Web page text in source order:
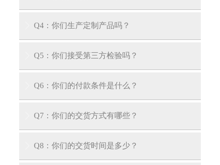
答：我们的工厂拥有专业认证，每件产品均按国
Q4：你们生产定制产品吗？
答：是的，我们拥有多年产品定制经验，可根据
Q5：你们接受第三方检验吗？
答：我们接受第三方检验：SGS、V-trust、TUV、
Q6：你们的付款条件是什么？
答：我们接受30%电汇预付款和70%交货前余款。
Q7：你们的交货方式有哪些？
答：EXW、FOB、CIF、CFR、DDU等。
Q8：你们的交货时间是多少？